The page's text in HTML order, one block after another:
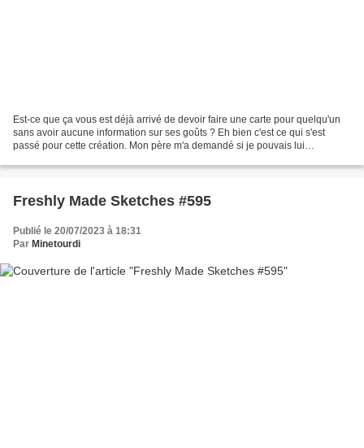
Est-ce que ça vous est déjà arrivé de devoir faire une carte pour quelqu'un
sans avoir aucune information sur ses goûts ? Eh bien c'est ce qui s'est
passé pour cette création. Mon père m'a demandé si je pouvais lui
Freshly Made Sketches #595
Publié le 20/07/2023 à 18:31
Par Minetourdi